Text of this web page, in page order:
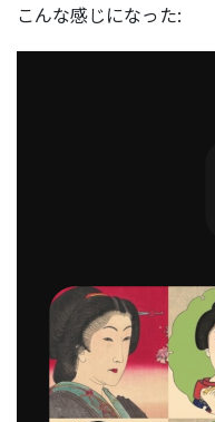
こんな感じになった: